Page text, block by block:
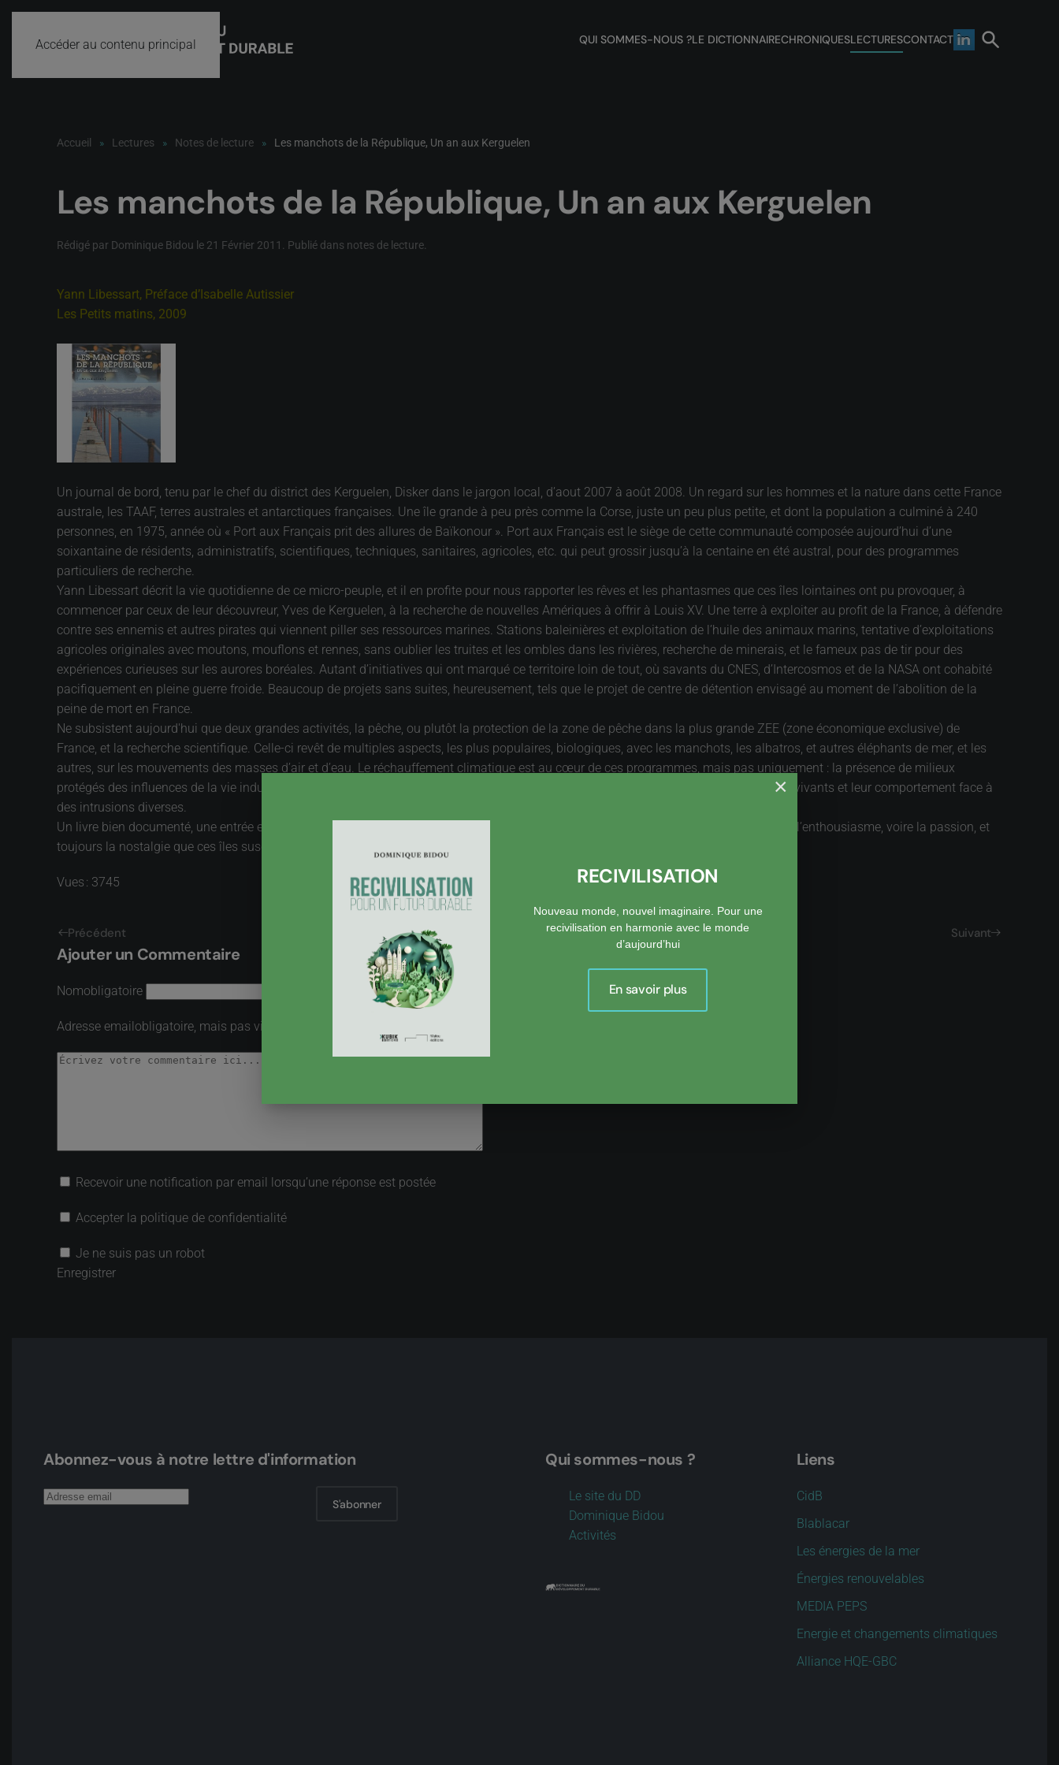
Accéder au contenu principal QUI SOMMES-NOUS ?LE DICTIONNAIRECHRONIQUESLECTURESCONTACT
Accueil Lectures Notes de lecture Les manchots de la République, Un an aux Kerguelen
Les manchots de la République, Un an aux Kerguelen
Rédigé par Dominique Bidou le 21 Février 2011 . Publié dans notes de lecture
Yann Libessart, Préface d’Isabelle Autissier
Les Petits matins, 2009
Un journal de bord, tenu par le chef du district des Kerguelen, Disker dans le jargon local, d’aout 2007 à août 2008. Un regard sur les hommes et la nature dans cette France
australe, les TAAF, terres australes et antarctiques françaises. Une île grande à peu près comme la Corse, juste un peu plus petite, et dont la population a culminé à 240
personnes, en 1975, année où « Port aux Français prit des allures de Baïkonour ». Port aux Français est le siège de cette communauté composée aujourd’hui d’une
soixantaine de résidents, administratifs, scientifiques, techniques, sanitaires, agricoles, etc. qui peut grossir jusqu’à la centaine en été austral, pour des programmes
particuliers de recherche.
Yann Libessart décrit la vie quotidienne de ce micro-peuple, et il en profite pour nous rapporter les rêves et les phantasmes que ces îles lointaines ont pu provoquer, à
commencer par ceux de leur découvreur, Yves de Kerguelen, à la recherche de nouvelles Amériques à offrir à Louis XV. Une terre à exploiter au profit de la France, à défendre
contre ses ennemis et autres pirates qui viennent piller ses ressources marines. Stations baleinières et exploitation de l’huile des animaux marins, tentative d’exploitations
agricoles originales avec moutons, mouflons et rennes, sans oublier les truites et les ombles dans les rivières, recherche de minerais, et le fameux pas de tir pour des
expériences curieuses sur les aurores boréales. Autant d’initiatives qui ont marqué ce territoire loin de tout, où savants du CNES, d’Intercosmos et de la NASA ont cohabité
pacifiquement en pleine guerre froide. Beaucoup de projets sans suites, heureusement, tels que le projet de centre de détention envisagé au moment de l’abolition de la
peine de mort en France.
Ne subsistent aujourd'hui que deux grandes activités, la pêche, ou plutôt la protection de la zone de pêche dans la plus grande ZEE (zone économique exclusive) de
France, et la recherche scientifique. Celle-ci revêt de multiples aspects, les plus populaires, biologiques, avec les manchots, les albatros, et autres éléphants de mer, et les
autres, sur les mouvements des masses d’air et d’eau. Le réchauffement climatique est au cœur de ces programmes, mais pas uniquement : la présence de milieux
protégés des influences de la vie industrielle, offre des points de référence pour mieux comprendre le fonctionnement des organismes vivants et leur comportement face à
des intrusions diverses.
Un livre bien documenté, une entrée en matière vécue dans un univers unique, et qui témoigne, comme le relève Isabelle Autissier, de « l’enthousiasme, voire la passion, et
toujours la nostalgie que ces îles suscitent parmi ceux qui ont eu le privilège d’y séjourner ».
Vues : 3745
Précédent Suivant
Ajouter un Commentaire
Nomobligatoire
Adresse emailobligatoire, mais pas visible
Recevoir une notification par email lorsqu’une réponse est postée
Accepter la politique de confidentialité
Je ne suis pas un robot
Enregistrer
Abonnez-vous à notre lettre d'information
S'abonner
Qui sommes-nous ?
Le site du DD
Dominique Bidou
Activités
Liens
CidB
Blablacar
Les énergies de la mer
Énergies renouvelables
MEDIA PEPS
Energie et changements climatiques
Alliance HQE-GBC
×
RECIVILISATION
Nouveau monde, nouvel imaginaire. Pour une
recivilisation en harmonie avec le monde
d’aujourd’hui
En savoir plus